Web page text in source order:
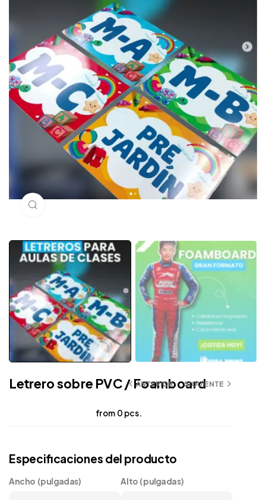
ANTERIOR SIGUIENTE
Letrero sobre PVC / Foamboard
from 0 pcs.
Especificaciones del producto
Ancho (pulgadas) Alto (pulgadas)